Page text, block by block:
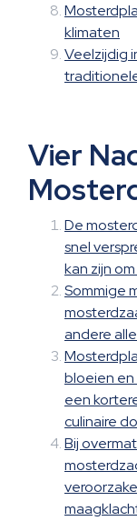
klimaten
Veelzijdig
Vier
De
snel
kan zijn
Sommige
andere
bloeien en
een
culinaire
Bij